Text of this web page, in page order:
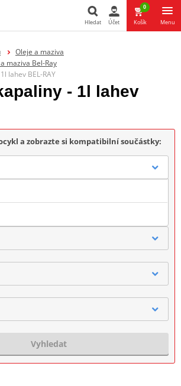
Hledat Účet
0
Košík Menu
Oleje a maziva
maziva Bel-Ray
lahev BEL-RAY
- 1l lahev
a zobrazte si kompatibilní součástky:
Vyhledat